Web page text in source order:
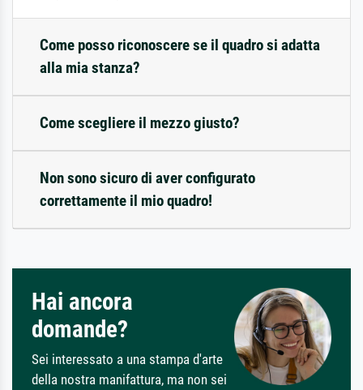
Come posso riconoscere se il quadro si adatta
alla mia stanza?
Come scegliere il mezzo giusto?
Non sono sicuro di aver configurato
correttamente il mio quadro!
Hai ancora
domande?
Sei interessato a una stampa d'arte
della nostra manifattura, ma non sei